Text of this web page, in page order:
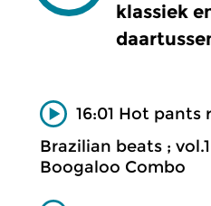
klassiek
16:01 Hot pants
Brazilian beats ; vol.1
Boogaloo Combo